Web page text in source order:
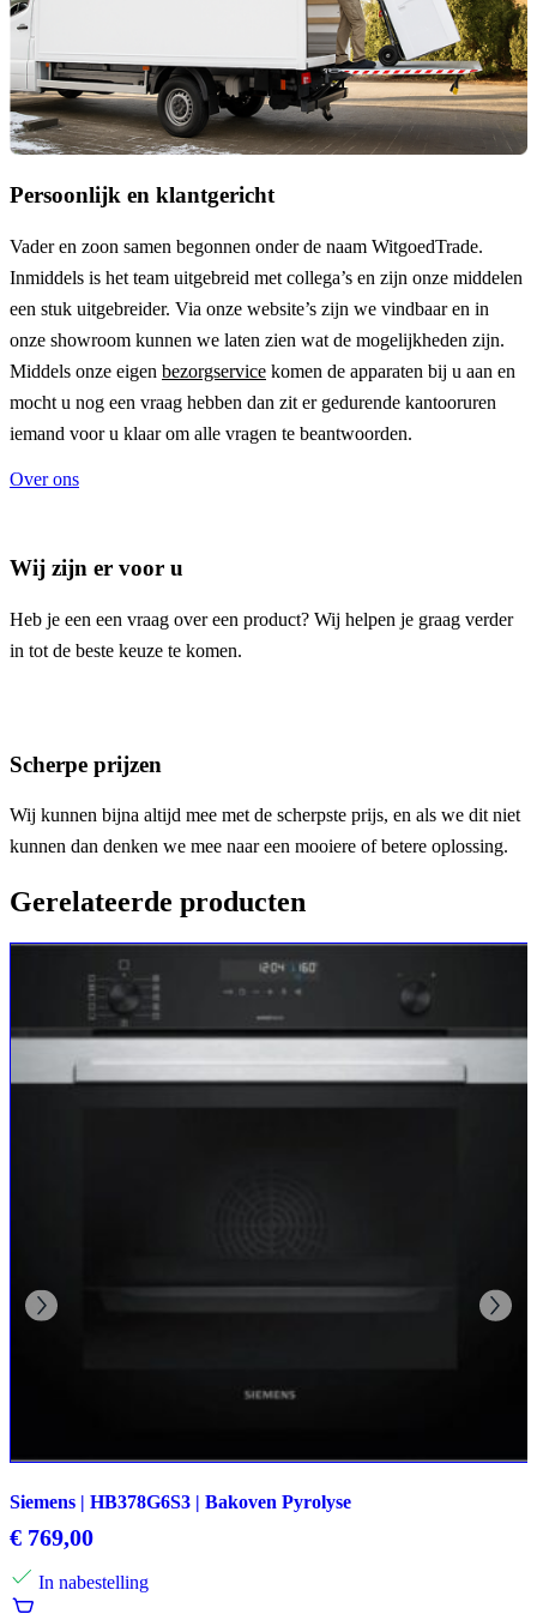
Persoonlijk en klantgericht
Vader en zoon samen begonnen onder de naam WitgoedTrade.
Inmiddels is het team uitgebreid met collega’s en zijn onze middelen
een stuk uitgebreider. Via onze website’s zijn we vindbaar en in
onze showroom kunnen we laten zien wat de mogelijkheden zijn.
Middels onze eigen bezorgservice komen de apparaten bij u aan en
mocht u nog een vraag hebben dan zit er gedurende kantooruren
iemand voor u klaar om alle vragen te beantwoorden.
Over ons
Wij zijn er voor u
Heb je een een vraag over een product? Wij helpen je graag verder
in tot de beste keuze te komen.
Scherpe prijzen
Wij kunnen bijna altijd mee met de scherpste prijs, en als we dit niet
kunnen dan denken we mee naar een mooiere of betere oplossing.
Gerelateerde producten
Siemens | HB378G6S3 | Bakoven Pyrolyse
€ 769,00
In nabestelling